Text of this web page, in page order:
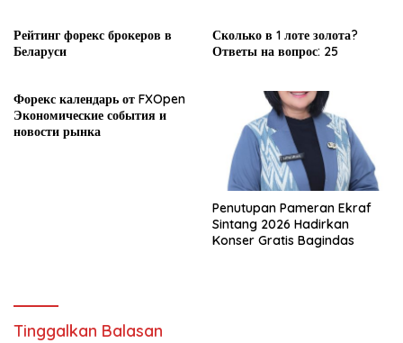
Рейтинг форекс брокеров в
Беларуси
Сколько в 1 лоте золота?
Ответы на вопрос: 25
Форекс календарь от FXOpen
Экономические события и
новости рынка
Penutupan Pameran Ekraf
Sintang 2026 Hadirkan
Konser Gratis Bagindas
Tinggalkan Balasan